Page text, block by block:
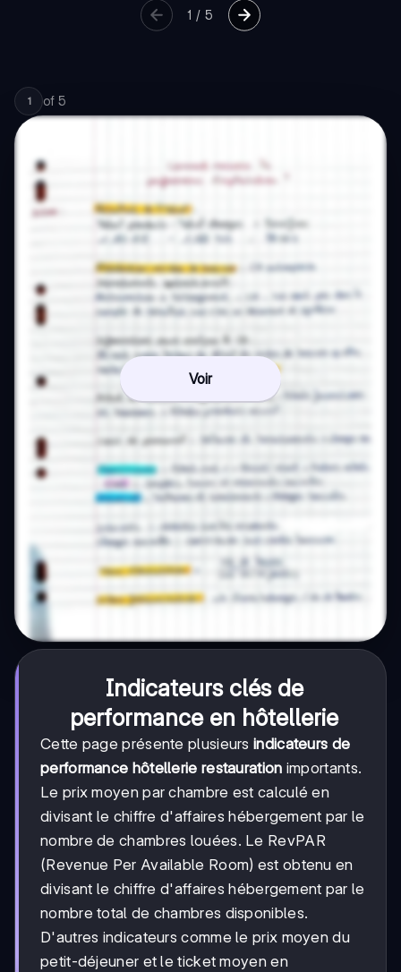
1 /5
1 of 5
Voir
Indicateurs clés de
performance en hôtellerie
Cette page présente plusieurs indicateurs de
performance hôtellerie restauration importants.
Le prix moyen par chambre est calculé en
divisant le chiffre d'affaires hébergement par le
nombre de chambres louées. Le RevPAR
(Revenue Per Available Room) est obtenu en
divisant le chiffre d'affaires hébergement par le
nombre total de chambres disponibles.
D'autres indicateurs comme le prix moyen du
petit-déjeuner et le ticket moyen en